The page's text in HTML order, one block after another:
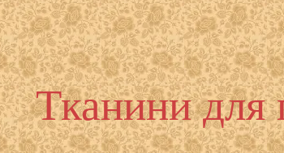
Тканини для